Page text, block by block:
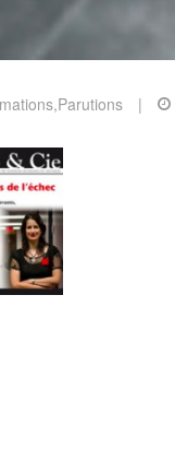
,Parutions |